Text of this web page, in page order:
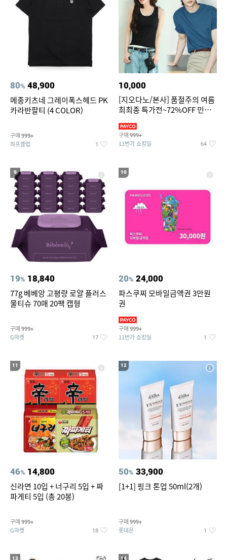
80% 48,900
메종키츠네 그레이폭스헤드 PK
카라반팔티 (4 COLOR)
구매 999+
하프클럽 1
10,000
[지오다노/본사] 품절주의 여름
최최종 특가전~72%OFF 민소
구매 999+
11번가 쇼킹딜 64
9
19% 18,840
77g 베베앙 고평량 로얄 플러스
물티슈 70매 20팩 캡형
구매 999+
G마켓 17
10
20% 24,000
파스쿠찌 모바일금액권 3만원
권
구매 999+
11번가 쇼킹딜 1
11
46% 14,800
신라면 10입 + 너구리 5입 + 짜
파게티 5입 (총 20봉)
구매 999+
G마켓 18
12
50% 33,900
[1+1] 핑크 톤업 50ml(2개)
구매 999+
롯데온 1
13 14